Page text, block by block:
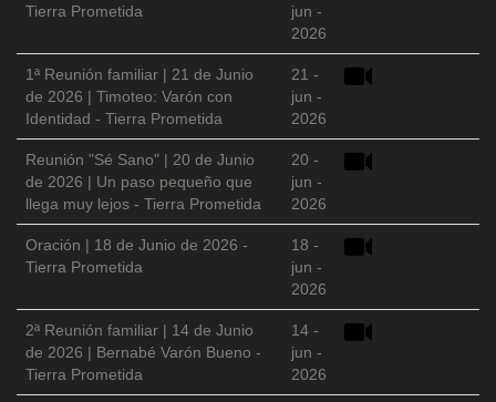
Tierra Prometida
jun -
2026
1ª Reunión familiar | 21 de Junio
de 2026 | Timoteo: Varón con
Identidad - Tierra Prometida
21 -
jun -
2026
Reunión "Sé Sano" | 20 de Junio
de 2026 | Un paso pequeño que
llega muy lejos - Tierra Prometida
20 -
jun -
2026
Oración | 18 de Junio de 2026 -
Tierra Prometida
18 -
jun -
2026
2ª Reunión familiar | 14 de Junio
de 2026 | Bernabé Varón Bueno -
Tierra Prometida
14 -
jun -
2026